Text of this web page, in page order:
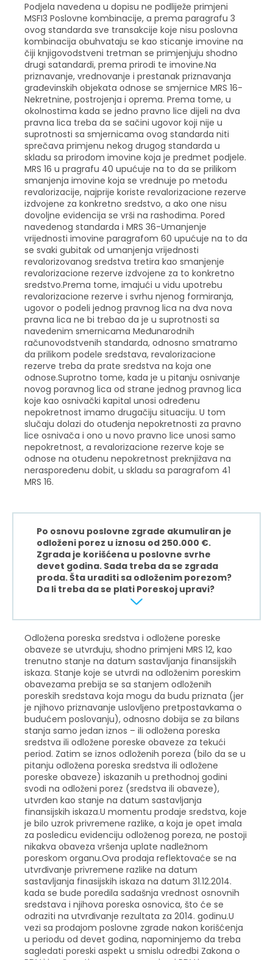
Podjela navedena u dopisu ne podliježe primjeni
MSFI3 Poslovne kombinacije, a prema paragrafu 3
ovog standarda sve transakcije koje nisu poslovna
kombinacija obuhvataju se kao sticanje imovine na
čiji knjigovodstveni tretman se primjenjuju shodno
drugi satandardi, prema prirodi te imovine.Na
priznavanje, vrednovanje i prestanak priznavanja
građevinskih objekata odnose se smjernice MRS 16-
Nekretnine, postrojenja i oprema. Prema tome, u
okolnostima kada se jedno pravno lice dijeli na dva
pravna lica treba da se sačini ugovor koji nije u
suprotnosti sa smjernicama ovog standarda niti
sprečava primjenu nekog drugog standarda u
skladu sa prirodom imovine koja je predmet podjele.
MRS 16 u pragrafu 40 upućuje na to da se prilikom
smanjenja imovine koja se vrednuje po metodu
revalorizacije, najprije koriste revalorizacione rezerve
izdvojene za konkretno sredstvo, a ako one nisu
dovoljne evidencija se vrši na rashodima. Pored
navedenog standarda i MRS 36-Umanjenje
vrijednosti imovine paragrafom 60 upućuje na to da
se svaki gubitak od umanjenja vrijednosti
revalorizovanog sredstva tretira kao smanjenje
revalorizacione rezerve izdvojene za to konkretno
sredstvo.Prema tome, imajući u vidu upotrebu
revalorizacione rezerve i svrhu njenog formiranja,
ugovor o podeli jednog pravnog lica na dva nova
pravna lica ne bi trebao da je u suprotnosti sa
navedenim smernicama Međunarodnih
računovodstvenih standarda, odnosno smatramo
da prilikom podele sredstava, revalorizacione
rezerve treba da prate sredstva na koja one
odnose.Suprotno tome, kada je u pitanju osnivanje
novog poravnog lica od strane jednog pravnog lica
koje kao osnivački kapital unosi određenu
nepokretnost imamo drugačiju situaciju. U tom
slučaju dolazi do otuđenja nepokretnosti za pravno
lice osnivača i ono u novo pravno lice unosi samo
nepokretnost, a revalorizacione rezerve koje se
odnose na otuđenu nepokretnost preknjižava na
neraspoređenu dobit, u skladu sa paragrafom 41
MRS 16.
Po osnovu poslovne zgrade akumuliran je
odloženi porez u iznosu od 250.000 €.
Zgrada je korišćena u poslovne svrhe
devet godina. Sada treba da se zgrada
proda. Šta uraditi sa odloženim porezom?
Da li treba da se plati Poreskoj upravi?
Odložena poreska sredstva i odložene poreske
obaveze se utvrđuju, shodno primjeni MRS 12, kao
trenutno stanje na datum sastavljanja finansijskih
iskaza. Stanje koje se utvrdi na odloženim poreskim
obavezama prebija se sa stanjem odloženih
poreskih sredstava koja mogu da budu priznata (jer
je njihovo priznavanje uslovljeno pretpostavkama o
budućem poslovanju), odnosno dobija se za bilans
stanja samo jedan iznos – ili odložena poreska
sredstva ili odložene poreske obaveze za tekući
period. Zatim se iznos odloženih poreza (bilo da se u
pitanju odložena poreska sredstva ili odložene
poreske obaveze) iskazanih u prethodnoj godini
svodi na odloženi porez (sredstva ili obaveze),
utvrđen kao stanje na datum sastavljanja
finansijskih iskaza.U momentu prodaje sredstva, koje
je bilo uzrok privremene razlike, a koja je opet imala
za posledicu evidenciju odloženog poreza, ne postoji
nikakva obaveza vršenja uplate nadležnom
poreskom organu.Ova prodaja reflektovaće se na
utvrđivanje privremene razlike na datum
sastavljanja finasijskih iskaza na datum 31.12.2014.
kada se bude poredila sadašnja vrednost osnovnih
sredstava i njihova poreska osnovica, što će se
odraziti na utvrđivanje rezultata za 2014. godinu.U
vezi sa prodajom poslovne zgrade nakon korišćenja
u periodu od devet godina, napominjemo da treba
sagledati poreski aspekt u smislu odredbi Zakona o